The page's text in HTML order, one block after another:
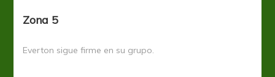
Zona 5
Everton sigue firme en su grupo.